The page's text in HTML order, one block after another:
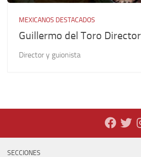
MEXICANOS DESTACADOS
Guillermo del Toro
Director y guionista
SECCIONES